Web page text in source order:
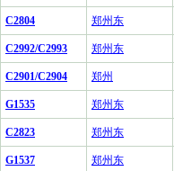
C2804 郑州东
C2992/C2993 郑州东
C2901/C2904 郑州
G1535 郑州东
C2823 郑州东
G1537 郑州东